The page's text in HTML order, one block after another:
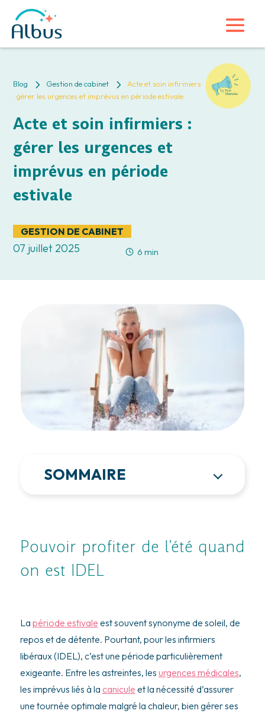
Blog 5 Gestion de cabinet 5
Acte et soin infirmiers
: gérer les urgences et imprévus en période estivale
Acte et soin infirmiers :
gérer les urgences et
imprévus en période
estivale
GESTION DE CABINET
07 juillet 2025 6 min
SOMMAIRE
Pouvoir profiter de l’été quand
on est IDEL
La période estivale est souvent synonyme de soleil, de
repos et de détente. Pourtant, pour les infirmiers
libéraux (IDEL), c’est une période particulièrement
exigeante. Entre les astreintes, les urgences médicales,
les imprévus liés à la canicule et la nécessité d’assurer
une tournée optimale malgré la chaleur, bien gérer ses